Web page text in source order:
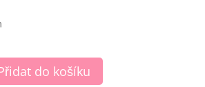
do košíku